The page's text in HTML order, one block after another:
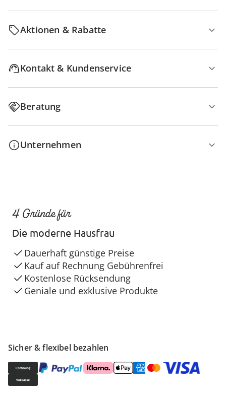
Aktionen & Rabatte
Kontakt & Kundenservice
Beratung
Unternehmen
Sicher & flexibel bezahlen
4 Gründe für
Die moderne Hausfrau
Dauerhaft günstige Preise
Kauf auf Rechnung Gebührenfrei
Kostenlose Rücksendung
Geniale und exklusive Produkte